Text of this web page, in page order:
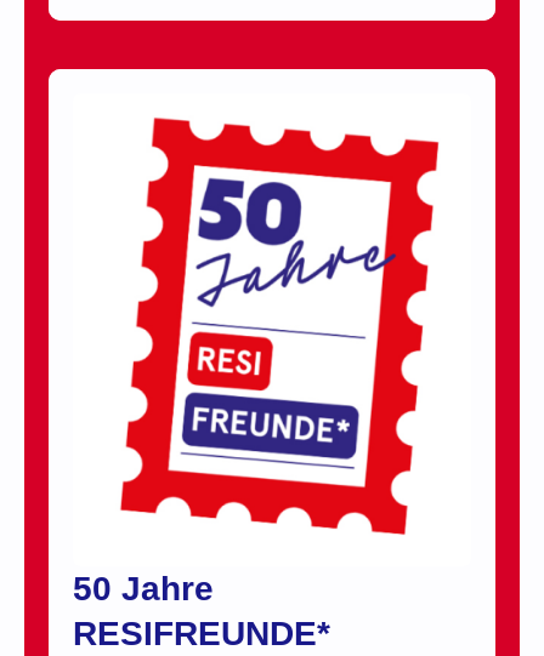
50 Jahre
RESIFREUNDE*